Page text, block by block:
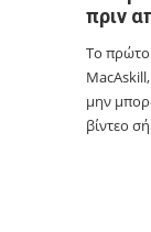
πριν
Το πρώτο
μην
βίντεο